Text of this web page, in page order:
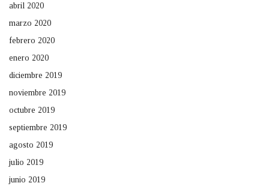
abril 2020
marzo 2020
febrero 2020
enero 2020
diciembre 2019
noviembre 2019
octubre 2019
septiembre 2019
agosto 2019
julio 2019
junio 2019